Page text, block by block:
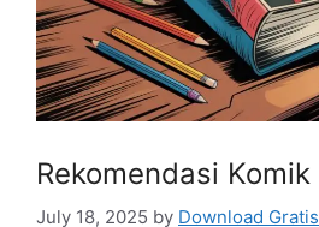
Rekomendasi Komik
July 18, 2025 by Download Gratis